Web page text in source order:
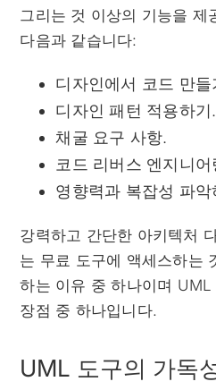
그리는 것 이상의 기능을 제
다음과 같습니다:
디자인에서 코드 만들
디자인 패턴 적용하기.
채굴 요구 사항.
코드 리버스 엔지니어
영향력과 복잡성 파악
강력하고 간단한 아키텍처
는 무료 도구에 액세스하는
하는 이유 중 하나이며
장점 중 하나입니다.
UML 도구의 가독